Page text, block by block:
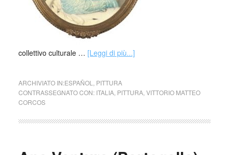
collettivo culturale … [Leggi di più...]
ARCHIVIATO IN:ESPAÑOL
PITTURA
CONTRASSEGNATO CON: ITALIA, PITTURA, VITTORIO MATTEO
CORCOS